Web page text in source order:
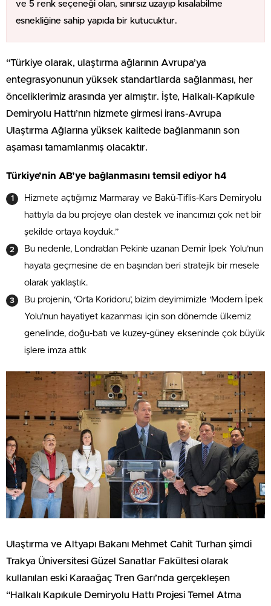
ve 5 renk seçeneği olan, sınırsız uzayıp kısalabilme
esnekliğine sahip yapıda bir kutucuktur.
“Türkiye olarak, ulaştırma ağlarının Avrupa’ya
entegrasyonunun yüksek standartlarda sağlanması, her
önceliklerimiz arasında yer almıştır. İşte, Halkalı-Kapıkule
Demiryolu Hattı’nın hizmete girmesi irans-Avrupa
Ulaştırma Ağlarına yüksek kalitede bağlanmanın son
aşaması tamamlanmış olacaktır.
Türkiye’nin AB’ye bağlanmasını temsil ediyor h4
Hizmete açtığımız Marmaray ve Bakü-Tiflis-Kars Demiryolu
hattıyla da bu projeye olan destek ve inancımızı çok net bir
şekilde ortaya koyduk.”
Bu nedenle, Londra’dan Pekin’e uzanan Demir İpek Yolu’nun
hayata geçmesine de en başından beri stratejik bir mesele
olarak yaklaştık.
Bu projenin, ‘Orta Koridoru’, bizim deyimimizle ‘Modern İpek
Yolu’nun hayatiyet kazanması için son dönemde ülkemiz
genelinde, doğu-batı ve kuzey-güney ekseninde çok büyük
işlere imza attık
Ulaştırma ve Altyapı Bakanı Mehmet Cahit Turhan şimdi
Trakya Üniversitesi Güzel Sanatlar Fakültesi olarak
kullanılan eski Karaağaç Tren Garı’nda gerçekleşen
“Halkalı Kapıkule Demiryolu Hattı Projesi Temel Atma